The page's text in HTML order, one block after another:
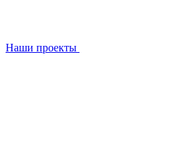
Наши проекты